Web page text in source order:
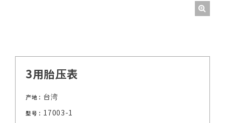
3用胎压表
产地： 台湾
型号： 17003-1